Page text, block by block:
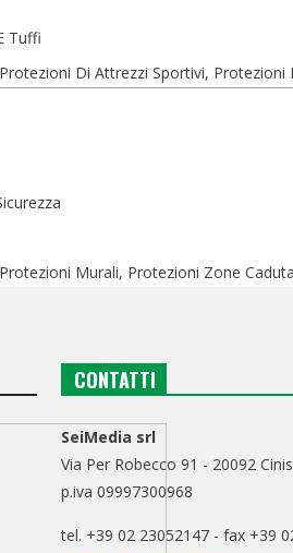
Tuffi
Di Attrezzi Sportivi, Protezioni
Murali, Protezioni Zone Caduta
CONTATTI
SeiMedia srl
Via Per Robecco 91 - 20092
p.iva 09997300968
tel. +39 02 23052147 - fax +39